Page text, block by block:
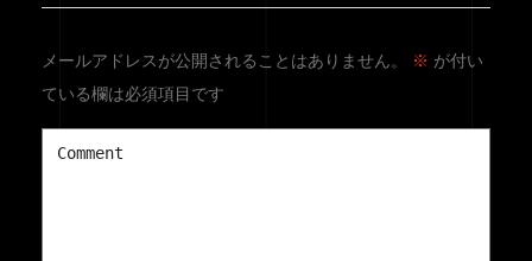
メールアドレスが公開されることはありません。 ※ が付い
ている欄は必須項目です